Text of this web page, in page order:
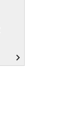
navigate_next